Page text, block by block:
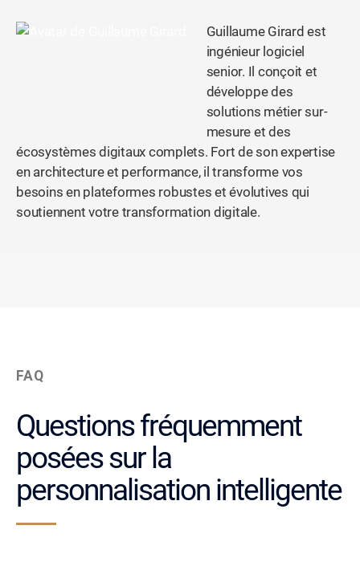
Guillaume Girard est
ingénieur logiciel
senior. Il conçoit et
développe des
solutions métier sur-
mesure et des
écosystèmes digitaux complets. Fort de son expertise
en architecture et performance, il transforme vos
besoins en plateformes robustes et évolutives qui
soutiennent votre transformation digitale.
FAQ
Questions fréquemment
posées sur la
personnalisation intelligente